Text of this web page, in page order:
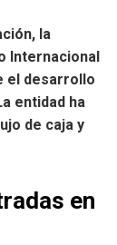
la
Internacional
el desarrollo
entidad ha
de caja y
en